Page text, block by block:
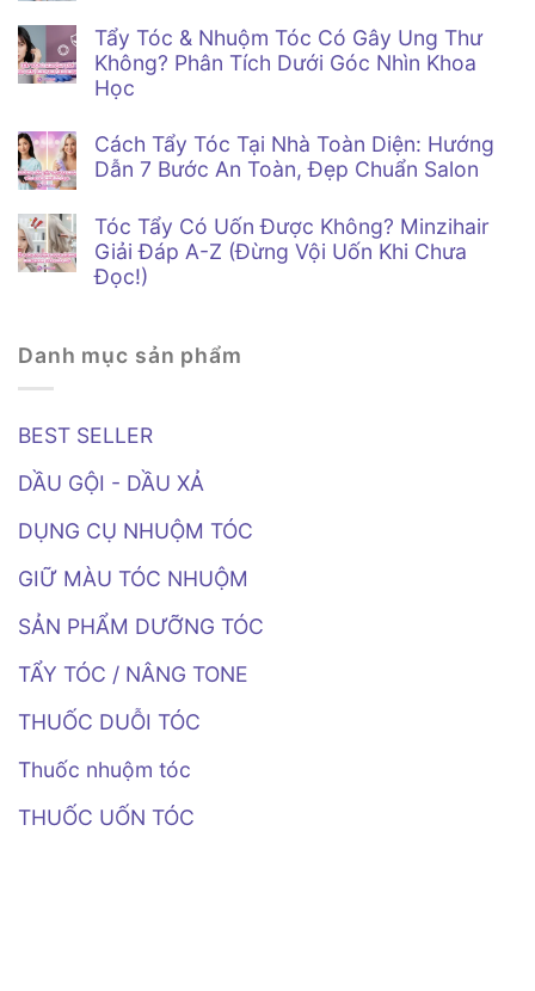
Nam
Khác
Gì
Tóc
5
Sai
Lầm
Thường
Mắc
Phải
bình
luận
ở
Hướng
Tẩy
Tóc
Trắng
Tại
Nhà
Chuẩn
Salon
Tẩy Tóc & Nhuộm Tóc Có Gây Ung Thư
Không? Phân Tích Dưới Góc Nhìn Khoa
Học
bình
luận
ở
Nhuộm
Tóc
Có
Phân
Nhìn
Khoa
Cách Tẩy Tóc Tại Nhà Toàn Diện: Hướng
Dẫn 7 Bước An Toàn, Đẹp Chuẩn Salon
bình
luận
ở
Cách
Toàn
7
Bước
Toàn,
Đẹp
Salon
Tóc Tẩy Có Uốn Được Không? Minzihair
Giải Đáp A-Z (Đừng Vội Uốn Khi Chưa
Đọc!)
luận
ở
Uốn
Không?
Minzihair
A-
(Đừng
Vội
Khi
Chưa
Danh mục sản phẩm
BEST SELLER
DẦU GỘI - DẦU XẢ
DỤNG CỤ NHUỘM TÓC
GIỮ MÀU TÓC NHUỘM
SẢN PHẨM DƯỠNG TÓC
TẨY TÓC / NÂNG TONE
THUỐC DUỖI TÓC
Thuốc nhuộm tóc
THUỐC UỐN TÓC